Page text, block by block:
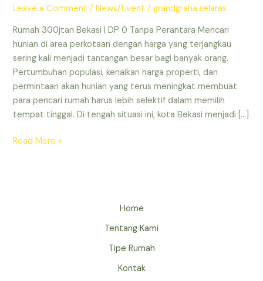
Leave a Comment /News/Event /grandgraha.selaras
Rumah 300jtan Bekasi | DP 0 Tanpa Perantara Mencari
hunian di area perkotaan dengan harga yang terjangkau
sering kali menjadi tantangan besar bagi banyak orang.
Pertumbuhan populasi, kenaikan harga properti, dan
permintaan akan hunian yang terus meningkat membuat
para pencari rumah harus lebih selektif dalam memilih
tempat tinggal. Di tengah situasi ini, kota Bekasi menjadi […]
Read More »
Home
Tentang Kami
Tipe Rumah
Kontak